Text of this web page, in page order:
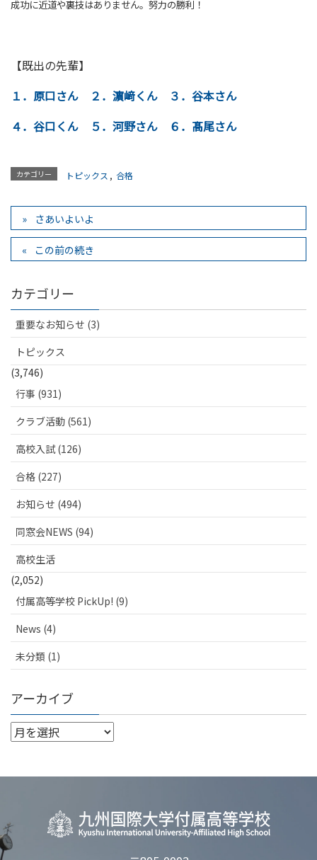
成功に近道や裏技はありません。努力の勝利！
【既出の先輩】
１．原口さん
２．濵﨑くん
３．谷本さん
４．谷口くん
５．河野さん ６．髙尾さん
カテゴリー トピックス , 合格
さあいよいよ
この前の続き
カテゴリー
重要なお知らせ (3)
トピックス
(3,746)
行事 (931)
クラブ活動 (561)
高校入試 (126)
合格 (227)
お知らせ (494)
同窓会NEWS (94)
高校生活
(2,052)
付属高等学校 PickUp! (9)
News (4)
未分類 (1)
アーカイブ